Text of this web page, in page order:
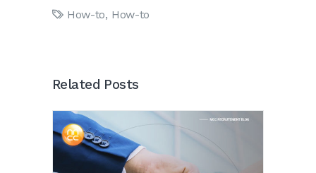
How-to, How-to
Related Posts